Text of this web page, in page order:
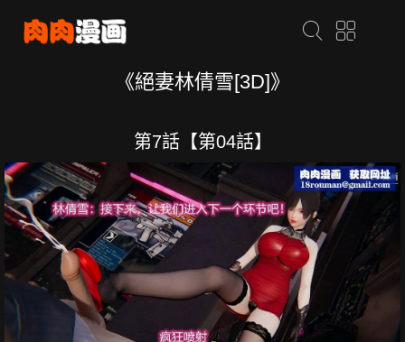
《絕妻林倩雪[3D]》
第7話【第04話】